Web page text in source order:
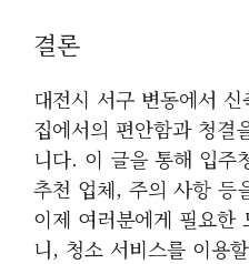
결론
대전시 서구 변동에서
집에서의 편안함과 청결
니다. 이 글을 통해 입주
추천 업체, 주의 사항 등
이제 여러분에게 필요한
니, 청소 서비스를 이용